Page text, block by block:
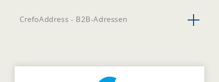
CrefoAddress - B2B-Adressen